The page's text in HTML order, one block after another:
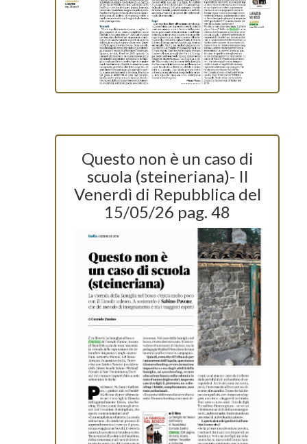
Questo non è un caso di
scuola (steineriana)- Il
Venerdì di Repubblica del
15/05/26 pag. 48